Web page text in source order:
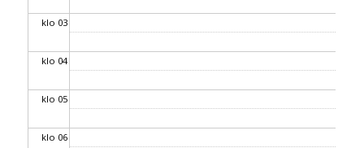
klo 03
klo 04
klo 05
klo 06